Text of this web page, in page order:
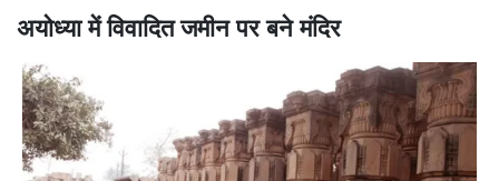
अयोध्या में विवादित जमीन पर बने मंदिर